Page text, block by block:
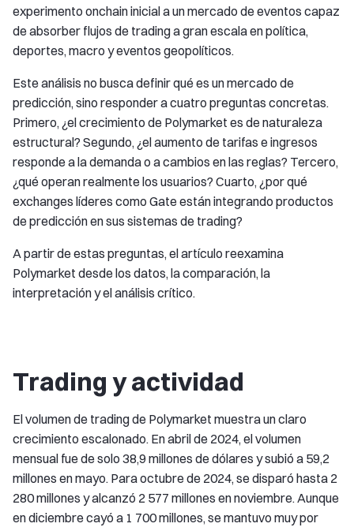
experimento onchain inicial a un mercado de eventos capaz
de absorber flujos de trading a gran escala en política,
deportes, macro y eventos geopolíticos.
Este análisis no busca definir qué es un mercado de
predicción, sino responder a cuatro preguntas concretas.
Primero, ¿el crecimiento de Polymarket es de naturaleza
estructural? Segundo, ¿el aumento de tarifas e ingresos
responde a la demanda o a cambios en las reglas? Tercero,
¿qué operan realmente los usuarios? Cuarto, ¿por qué
exchanges líderes como Gate están integrando productos
de predicción en sus sistemas de trading?
A partir de estas preguntas, el artículo reexamina
Polymarket desde los datos, la comparación, la
interpretación y el análisis crítico.
Trading y actividad
El volumen de trading de Polymarket muestra un claro
crecimiento escalonado. En abril de 2024, el volumen
mensual fue de solo 38,9 millones de dólares y subió a 59,2
millones en mayo. Para octubre de 2024, se disparó hasta 2
280 millones y alcanzó 2 577 millones en noviembre. Aunque
en diciembre cayó a 1 700 millones, se mantuvo muy por